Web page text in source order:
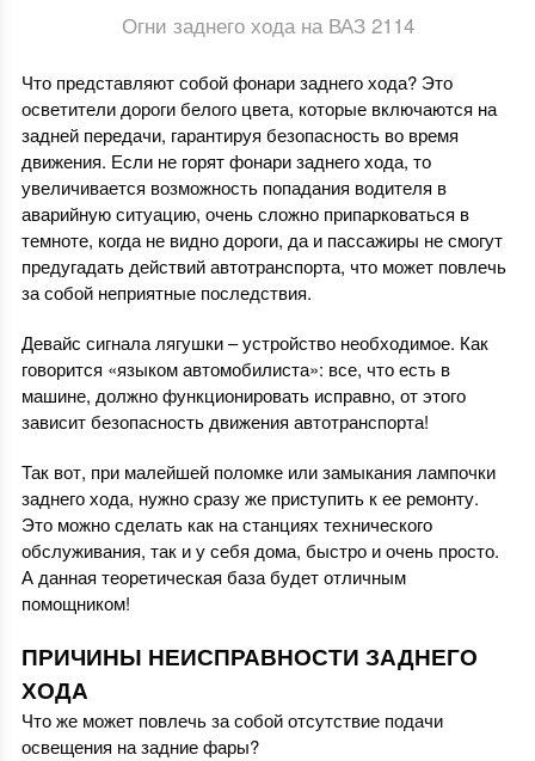
Огни заднего хода на ВАЗ 2114
Что представляют собой фонари заднего хода? Это
осветители дороги белого цвета, которые включаются на
задней передачи, гарантируя безопасность во время
движения. Если не горят фонари заднего хода, то
увеличивается возможность попадания водителя в
аварийную ситуацию, очень сложно припарковаться в
темноте, когда не видно дороги, да и пассажиры не смогут
предугадать действий автотранспорта, что может повлечь
за собой неприятные последствия.
Девайс сигнала лягушки – устройство необходимое. Как
говорится «языком автомобилиста»: все, что есть в
машине, должно функционировать исправно, от этого
зависит безопасность движения автотранспорта!
Так вот, при малейшей поломке или замыкания лампочки
заднего хода, нужно сразу же приступить к ее ремонту.
Это можно сделать как на станциях технического
обслуживания, так и у себя дома, быстро и очень просто.
А данная теоретическая база будет отличным
помощником!
ПРИЧИНЫ НЕИСПРАВНОСТИ ЗАДНЕГО
ХОДА
Что же может повлечь за собой отсутствие подачи
освещения на задние фары?